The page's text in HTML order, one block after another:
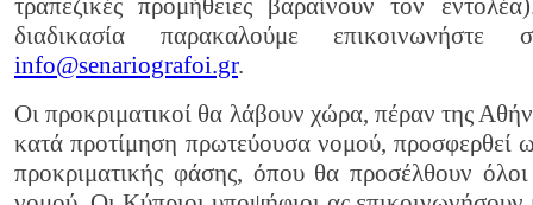
τραπεζικές προμήθειες βαραίνουν τον
διαδικασία παρακαλούμε
info@senariografoi.gr.
Οι προκριματικοί θα λάβουν χώρα, πέραν της
κατά προτίμηση πρωτεύουσα νομού, προσφερθεί
προκριματικής φάσης, όπου θα προσέλθουν όλοι